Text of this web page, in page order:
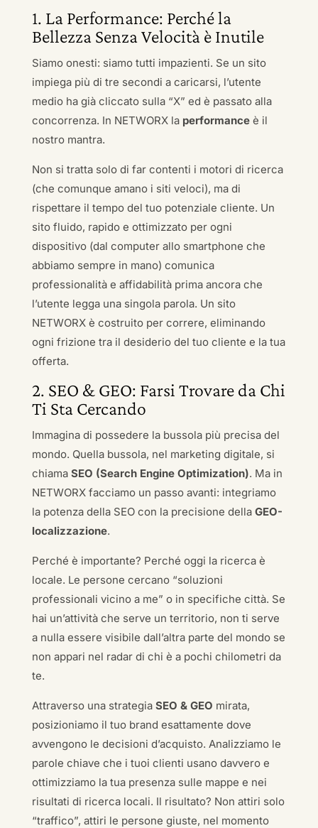
1. La Performance: Perché la
Bellezza Senza Velocità è Inutile
Siamo onesti: siamo tutti impazienti. Se un sito
impiega più di tre secondi a caricarsi, l’utente
medio ha già cliccato sulla “X” ed è passato alla
concorrenza. In NETWORX la performanceè il
nostro mantra.
Non si tratta solo di far contenti i motori di ricerca
(che comunque amano i siti veloci), ma di
rispettare il tempo del tuo potenziale cliente. Un
sito fluido, rapido e ottimizzato per ogni
dispositivo (dal computer allo smartphone che
abbiamo sempre in mano) comunica
professionalità e affidabilità prima ancora che
l’utente legga una singola parola. Un sito
NETWORX è costruito per correre, eliminando
ogni frizione tra il desiderio del tuo cliente e la tua
offerta.
2. SEO & GEO: Farsi Trovare da Chi
Ti Sta Cercando
Immagina di possedere la bussola più precisa del
mondo. Quella bussola, nel marketing digitale, si
chiama SEO (Search Engine Optimization). Ma in
NETWORX facciamo un passo avanti: integriamo
la potenza della SEO con la precisione della GEO-
localizzazione.
Perché è importante? Perché oggi la ricerca è
locale. Le persone cercano “soluzioni
professionali vicino a me” o in specifiche città. Se
hai un’attività che serve un territorio, non ti serve
a nulla essere visibile dall’altra parte del mondo se
non appari nel radar di chi è a pochi chilometri da
te.
Attraverso una strategia SEO & GEO mirata,
posizioniamo il tuo brand esattamente dove
avvengono le decisioni d’acquisto. Analizziamo le
parole chiave che i tuoi clienti usano davvero e
ottimizziamo la tua presenza sulle mappe e nei
risultati di ricerca locali. Il risultato? Non attiri solo
“traffico”, attiri le persone giuste, nel momento